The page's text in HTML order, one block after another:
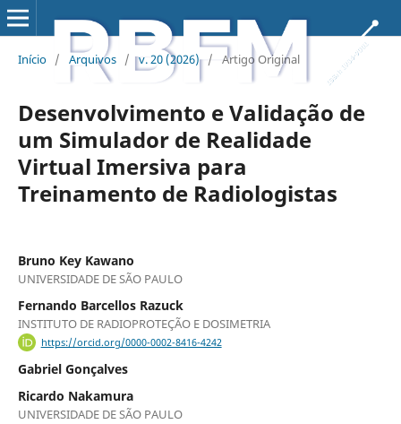
Início / Arquivos / v. 20 (2026) / Artigo Original
Desenvolvimento e Validação de
um Simulador de Realidade
Virtual Imersiva para
Treinamento de Radiologistas
Bruno Key Kawano
UNIVERSIDADE DE SÃO PAULO
Fernando Barcellos Razuck
INSTITUTO DE RADIOPROTEÇÃO E DOSIMETRIA
https://orcid.org/0000-0002-8416-4242
Gabriel Gonçalves
Ricardo Nakamura
UNIVERSIDADE DE SÃO PAULO